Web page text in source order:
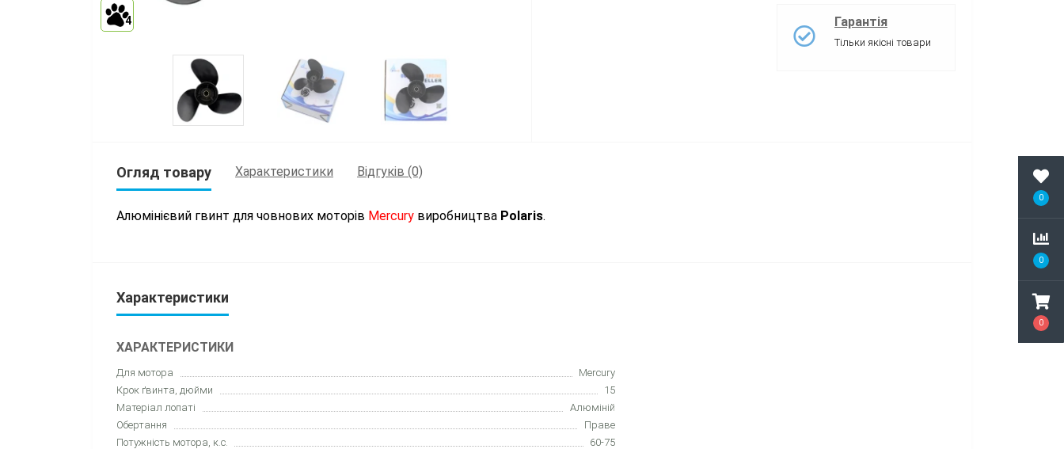
0
0
0
4 Гарантія
Тільки якісні товари
Огляд товару Характеристики Відгуків (0)
Алюмінієвий гвинт для човнових моторів Mercury виробництва Polaris.
Характеристики
ХАРАКТЕРИСТИКИ
Для мотора
Mercury
Крок ґвинта, дюйми
15
Матеріал лопаті
Алюміній
Обертання
Праве
Потужність мотора, к.с.
60-75